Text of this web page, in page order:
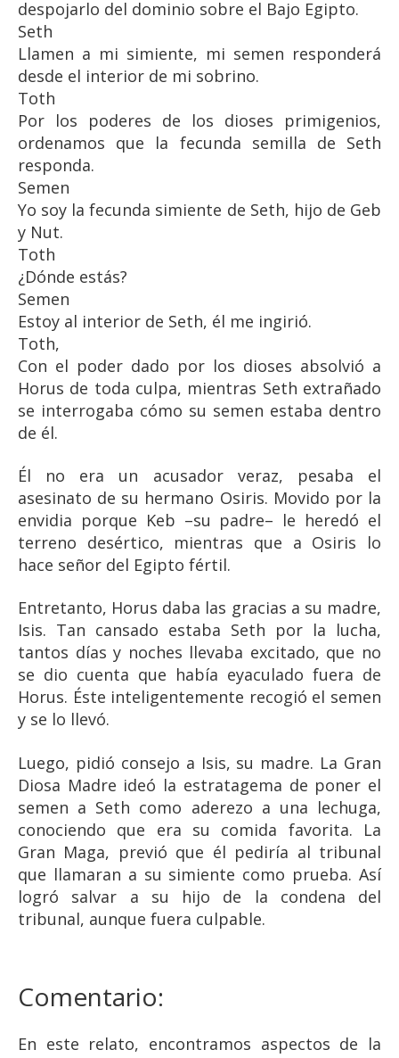
despojarlo del dominio sobre el Bajo Egipto.
Seth
Llamen a mi simiente, mi semen responderá
desde el interior de mi sobrino.
Toth
Por los poderes de los dioses primigenios,
ordenamos que la fecunda semilla de Seth
responda.
Semen
Yo soy la fecunda simiente de Seth, hijo de Geb
y Nut.
Toth
¿Dónde estás?
Semen
Estoy al interior de Seth, él me ingirió.
Toth,
Con el poder dado por los dioses absolvió a
Horus de toda culpa, mientras Seth extrañado
se interrogaba cómo su semen estaba dentro
de él.
Él no era un acusador veraz, pesaba el
asesinato de su hermano Osiris. Movido por la
envidia porque Keb –su padre– le heredó el
terreno desértico, mientras que a Osiris lo
hace señor del Egipto fértil.
Entretanto, Horus daba las gracias a su madre,
Isis. Tan cansado estaba Seth por la lucha,
tantos días y noches llevaba excitado, que no
se dio cuenta que había eyaculado fuera de
Horus. Éste inteligentemente recogió el semen
y se lo llevó.
Luego, pidió consejo a Isis, su madre. La Gran
Diosa Madre ideó la estratagema de poner el
semen a Seth como aderezo a una lechuga,
conociendo que era su comida favorita. La
Gran Maga, previó que él pediría al tribunal
que llamaran a su simiente como prueba. Así
logró salvar a su hijo de la condena del
tribunal, aunque fuera culpable.
Comentario:
En este relato, encontramos aspectos de la